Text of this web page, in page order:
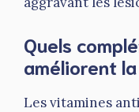
Quels
améliorent
Les vitamines